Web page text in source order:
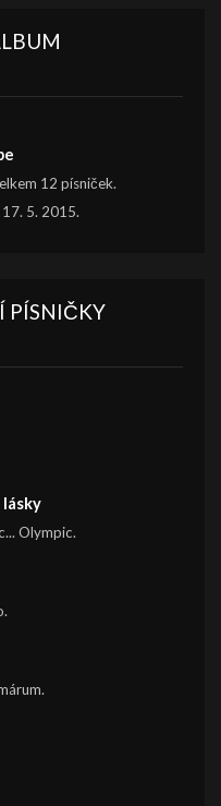
12 písniček.
5. 2015.
PÍSNIČKY
lásky
Olympic.